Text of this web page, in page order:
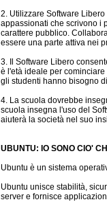
2. Utilizzare Software
appassionati che scrivono i
carattere pubblico.
essere una parte attiva nei
3. Il Software Libero
è l'età ideale per
gli studenti hanno bisogno
4. La scuola dovrebbe
scuola insegna l'uso del
aiuterà la società nel suo
UBUNTU: IO SONO CIO'
Ubuntu è un sistema
Ubuntu unisce stabilità,
server e fornisce